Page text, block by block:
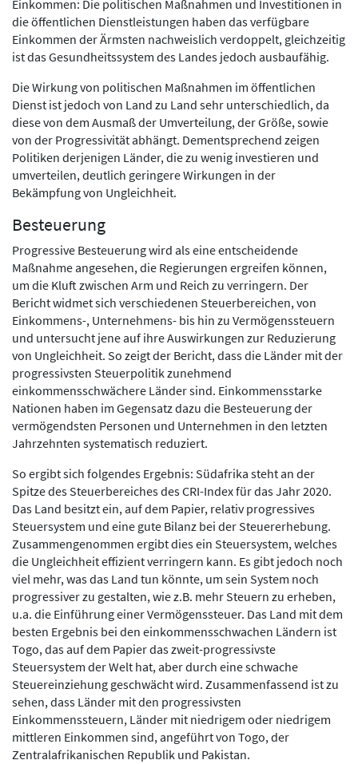
Einkommen: Die politischen Maßnahmen und Investitionen in
die öffentlichen Dienstleistungen haben das verfügbare
Einkommen der Ärmsten nachweislich verdoppelt, gleichzeitig
ist das Gesundheitssystem des Landes jedoch ausbaufähig.
Die Wirkung von politischen Maßnahmen im öffentlichen
Dienst ist jedoch von Land zu Land sehr unterschiedlich, da
diese von dem Ausmaß der Umverteilung, der Größe, sowie
von der Progressivität abhängt. Dementsprechend zeigen
Politiken derjenigen Länder, die zu wenig investieren und
umverteilen, deutlich geringere Wirkungen in der
Bekämpfung von Ungleichheit.
Besteuerung
Progressive Besteuerung wird als eine entscheidende
Maßnahme angesehen, die Regierungen ergreifen können,
um die Kluft zwischen Arm und Reich zu verringern. Der
Bericht widmet sich verschiedenen Steuerbereichen, von
Einkommens-, Unternehmens- bis hin zu Vermögenssteuern
und untersucht jene auf ihre Auswirkungen zur Reduzierung
von Ungleichheit. So zeigt der Bericht, dass die Länder mit der
progressivsten Steuerpolitik zunehmend
einkommensschwächere Länder sind. Einkommensstarke
Nationen haben im Gegensatz dazu die Besteuerung der
vermögendsten Personen und Unternehmen in den letzten
Jahrzehnten systematisch reduziert.
So ergibt sich folgendes Ergebnis: Südafrika steht an der
Spitze des Steuerbereiches des CRI-Index für das Jahr 2020.
Das Land besitzt ein, auf dem Papier, relativ progressives
Steuersystem und eine gute Bilanz bei der Steuererhebung.
Zusammengenommen ergibt dies ein Steuersystem, welches
die Ungleichheit effizient verringern kann. Es gibt jedoch noch
viel mehr, was das Land tun könnte, um sein System noch
progressiver zu gestalten, wie z.B. mehr Steuern zu erheben,
u.a. die Einführung einer Vermögenssteuer. Das Land mit dem
besten Ergebnis bei den einkommensschwachen Ländern ist
Togo, das auf dem Papier das zweit-progressivste
Steuersystem der Welt hat, aber durch eine schwache
Steuereinziehung geschwächt wird. Zusammenfassend ist zu
sehen, dass Länder mit den progressivsten
Einkommenssteuern, Länder mit niedrigem oder niedrigem
mittleren Einkommen sind, angeführt von Togo, der
Zentralafrikanischen Republik und Pakistan.